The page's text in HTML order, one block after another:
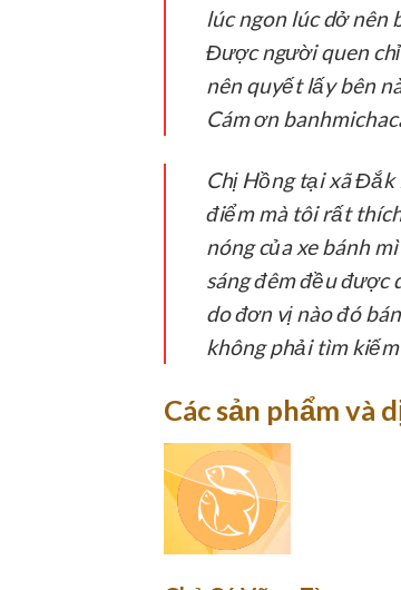
lúc ngon lúc dở nên
Được người quen
nên quyết lấy bên
Cám ơn
Chị Hồng tại xã Đắk
điểm mà tôi rất
nóng của xe bánh
sáng đêm đều được
do đơn vị nào đó
không phải tìm
Các sản phẩm và